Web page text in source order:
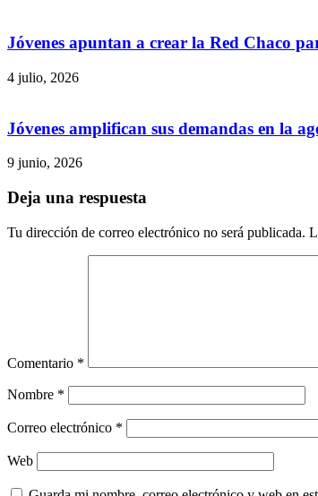
Jóvenes apuntan a crear la Red Chaco
4 julio, 2026
Jóvenes amplifican sus demandas en la
9 junio, 2026
Deja una respuesta
Tu dirección de correo electrónico no será publicada.
Comentario *
Nombre *
Correo electrónico *
Web